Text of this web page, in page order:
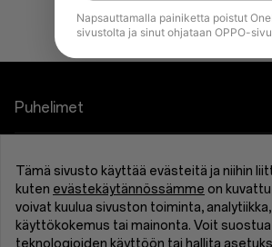
Puhelimet
OnePlus 13
OnePlus 13R
Tabletti
Ohjelmat
Napsauttamalla painiketta poistut
sivustolta ja sinut ohjataan OPPO-
Tämä sivusto käyttää evästeitä ja niihin
kuten evästekäytännössämme on
voivat kuulua sivuston toiminta,
käyttökokemus tai mainonta. Voit
teknologioiden käyttöön tai hallita